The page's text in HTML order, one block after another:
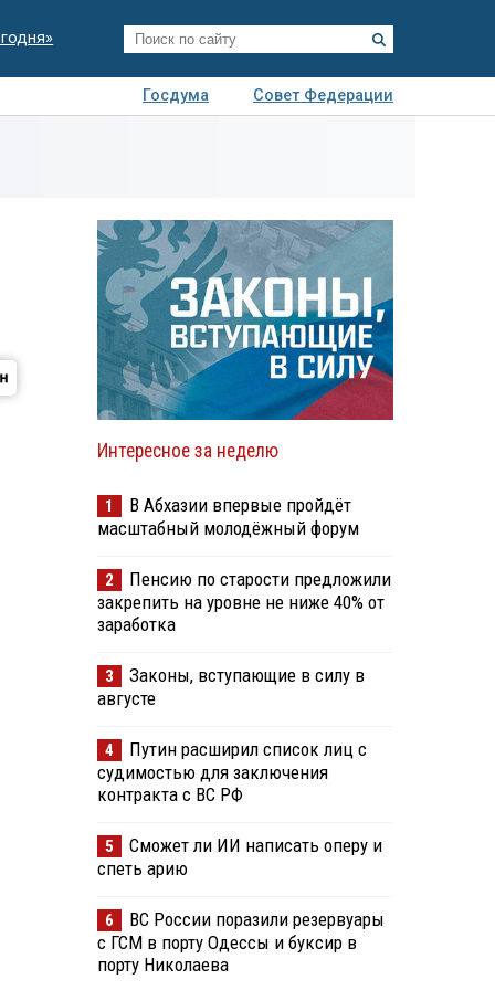
Госдума
Совет Федерации
Интересное за неделю
1
В Абхазии впервые пройдёт
масштабный молодёжный форум
2
Пенсию по старости предложили
закрепить на уровне не ниже 40% от
заработка
3
Законы, вступающие в силу в
августе
4
Путин расширил список лиц с
судимостью для заключения
контракта с ВС РФ
5
Сможет ли ИИ написать оперу и
спеть арию
6
ВС России поразили резервуары
с ГСМ в порту Одессы и буксир в
порту Николаева